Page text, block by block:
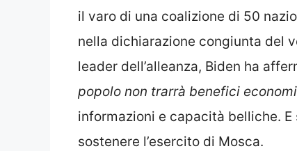
il varo di una coalizione di 50
nella dichiarazione congiunta del
leader dell’alleanza, Biden ha
popolo non trarrà benefici
informazioni e capacità belliche.
sostenere l’esercito di Mosca.